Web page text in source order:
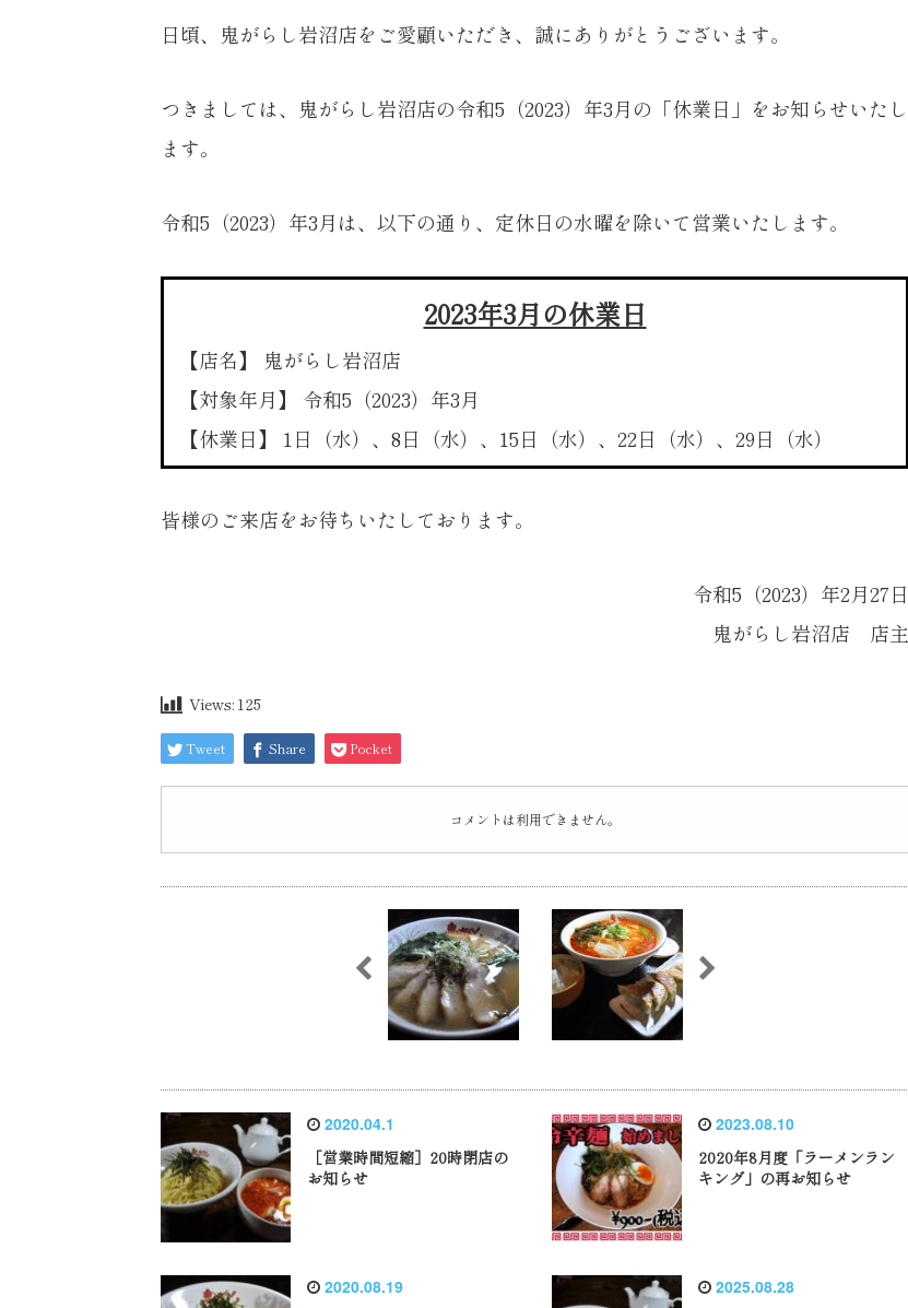
日頃、鬼がらし岩沼店をご愛顧いただき、誠にありがとうございます。
つきましては、鬼がらし岩沼店の令和5（2023）年3月の「休業日」をお知らせいたし
ます。
令和5（2023）年3月は、以下の通り、定休日の水曜を除いて営業いたします。
2023年3月の休業日
【店名】 鬼がらし岩沼店
【対象年月】 令和5（2023）年3月
【休業日】 1日（水）、8日（水）、15日（水）、22日（水）、29日（水）
皆様のご来店をお待ちいたしております。
令和5（2023）年2月27日
鬼がらし岩沼店 店主
Views: 125
Tweet Share Pocket
コメントは利用できません。
2020.04.1
［営業時間短縮］20時閉店の
お知らせ
2023.08.10
2020年8月度「ラーメンラン
キング」の再お知らせ
2020.08.19
2025.08.28